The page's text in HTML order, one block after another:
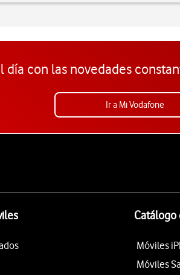
día con las novedades
Ir a Mi Vodafone
Catálogo
Móviles
Móviles